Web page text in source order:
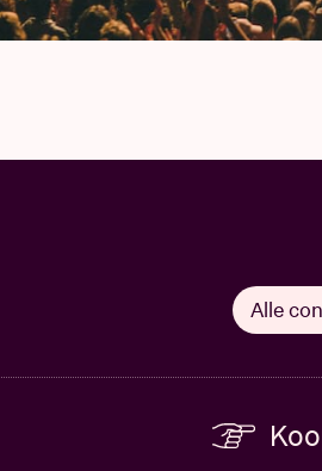
Alle